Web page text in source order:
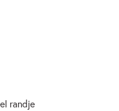
randje